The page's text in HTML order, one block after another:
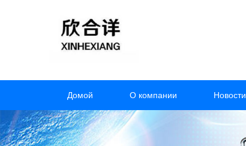
Домой О компании Новости